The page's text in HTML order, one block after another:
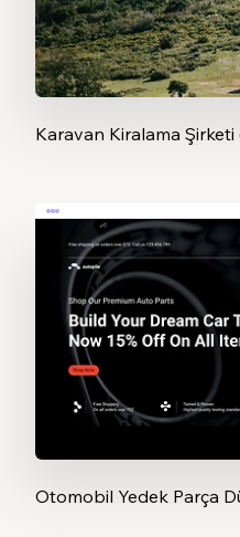
Karavan Kiralama Şirketi
Otomobil Yedek Parça